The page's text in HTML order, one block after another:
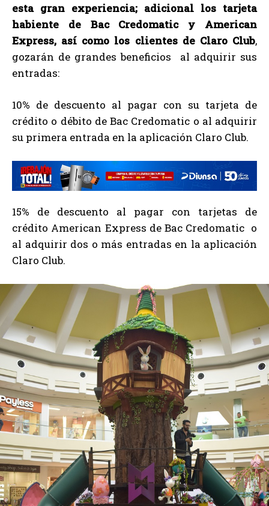
esta gran experiencia; adicional los tarjeta
habiente de Bac Credomatic y American
Express, así como los clientes de Claro Club,
gozarán de grandes beneficios al adquirir sus
entradas:
10% de descuento al pagar con su tarjeta de
crédito o débito de Bac Credomatic o al adquirir
su primera entrada en la aplicación Claro Club.
15% de descuento al pagar con tarjetas de
crédito American Express de Bac Credomatic o
al adquirir dos o más entradas en la aplicación
Claro Club.